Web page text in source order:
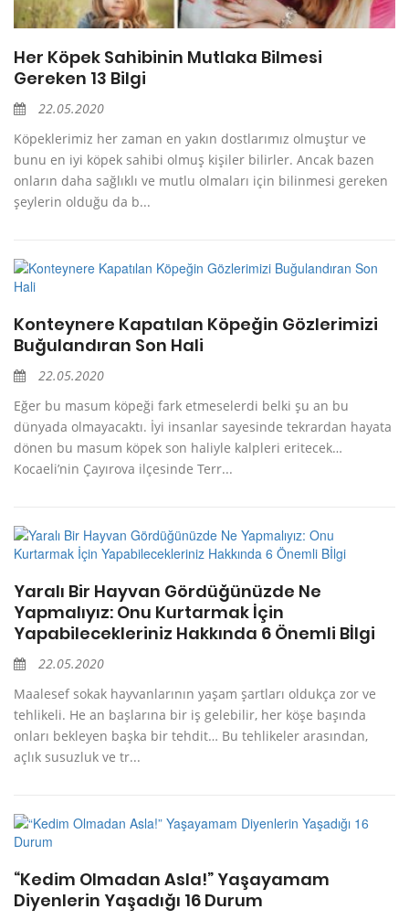
Her Köpek Sahibinin Mutlaka Bilmesi
Gereken 13 Bilgi
22.05.2020
Köpeklerimiz her zaman en yakın dostlarımız olmuştur ve
bunu en iyi köpek sahibi olmuş kişiler bilirler. Ancak bazen
onların daha sağlıklı ve mutlu olmaları için bilinmesi gereken
şeylerin olduğu da b...
Konteynere Kapatılan Köpeğin Gözlerimizi
Buğulandıran Son Hali
22.05.2020
Eğer bu masum köpeği fark etmeselerdi belki şu an bu
dünyada olmayacaktı. İyi insanlar sayesinde tekrardan hayata
dönen bu masum köpek son haliyle kalpleri eritecek…
Kocaeli’nin Çayırova ilçesinde Terr...
Yaralı Bir Hayvan Gördüğünüzde Ne
Yapmalıyız: Onu Kurtarmak İçin
Yapabilecekleriniz Hakkında 6 Önemli Bİlgi
22.05.2020
Maalesef sokak hayvanlarının yaşam şartları oldukça zor ve
tehlikeli. He an başlarına bir iş gelebilir, her köşe başında
onları bekleyen başka bir tehdit… Bu tehlikeler arasından,
açlık susuzluk ve tr...
“Kedim Olmadan Asla!” Yaşayamam
Diyenlerin Yaşadığı 16 Durum